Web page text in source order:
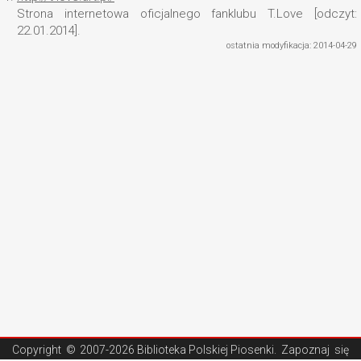
Strona internetowa oficjalnego fanklubu T.Love [odczyt:
22.01.2014].
ostatnia modyfikacja: 2014-04-29
Copyright © 2007-2026 Biblioteka Polskiej Piosenki . Zapoznaj się